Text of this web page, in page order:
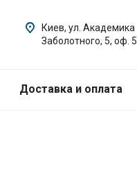
Киев, ул. Академика
Заболотного, 5, оф. 5
Доставка и оплата